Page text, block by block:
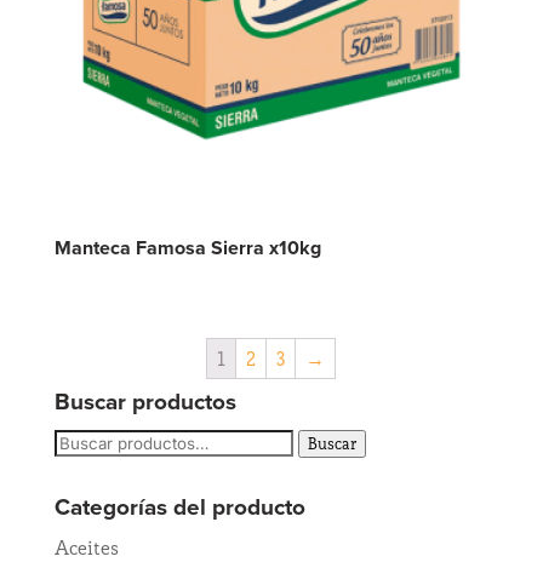
Manteca Famosa Sierra x10kg
1 2 3 →
Buscar productos
Buscar
Buscar
Categorías del producto
Aceites